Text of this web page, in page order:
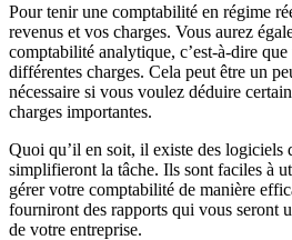
Pour tenir une comptabilité en régime
revenus et vos charges. Vous aurez
comptabilité analytique, c’est-à-dire
différentes charges. Cela peut être un
nécessaire si vous voulez déduire
charges importantes.
Quoi qu’il en soit, il existe des logiciels
simplifieront la tâche. Ils sont faciles à
gérer votre comptabilité de manière
fourniront des rapports qui vous seront
de votre entreprise.